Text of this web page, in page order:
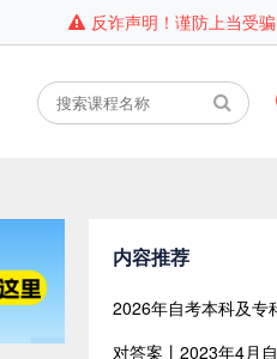
反诈声明！谨防上当受骗
内容推荐